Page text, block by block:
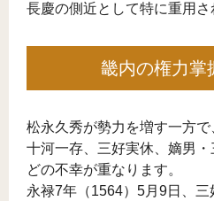
長慶の側近として特に重用さ
畿内の権力掌
松永久秀が勢力を増す一方
十河一存、三好実休、嫡男
どの不幸が重なります。
永禄7年（1564）5月9日、